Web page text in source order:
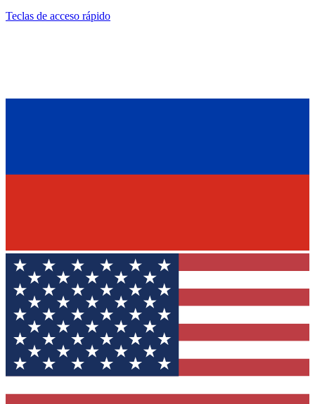
Teclas de acceso rápido